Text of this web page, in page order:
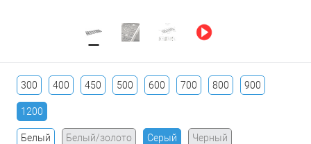
300 400 450 500 600 700 800 900
1200
Белый Белый/золото Серый Черный